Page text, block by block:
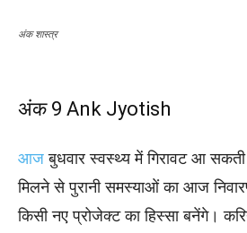
अंक शास्त्र
अंक 9 Ank Jyotish
आजबुधवार स्वस्थ्य में गिरावट आ
मिलने से पुरानी समस्याओं का आज
किसी नए प्रोजेक्ट का हिस्सा बनेंगे।